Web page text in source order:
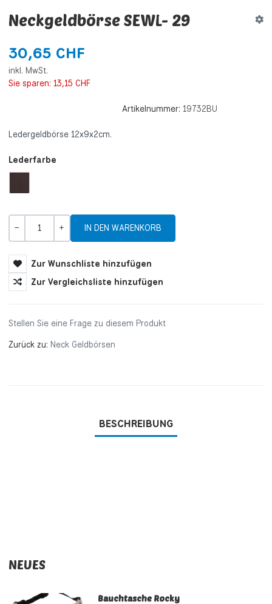
Neckgeldbörse SEWL- 29
30,65 CHF
inkl. MwSt.
Sie sparen: 13,15 CHF
Artikelnummer: 19732BU
Ledergeldbörse 12x9x2cm.
Lederfarbe
Zur Wunschliste hinzufügen
Zur Vergleichsliste hinzufügen
Stellen Sie eine Frage zu diesem Produkt
Zurück zu: Neck Geldbörsen
BESCHREIBUNG
NEUES
Bauchtasche Rocky